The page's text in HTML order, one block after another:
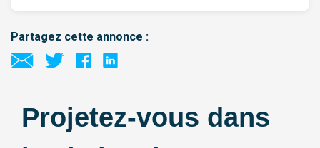
Partagez cette annonce :
Projetez-vous dans